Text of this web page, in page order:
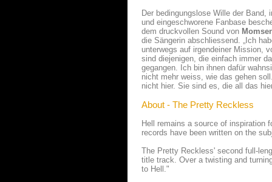
Der bedingungslose Wille der
und eingeschworene Fanbase
dem druckvollen Sound von
die Sängerin abschliessend. „Ich
unterwegs auf irgendeiner Mission,
sind diejenigen, die einfach immer
gegangen. Ich bin ihnen dafür
nicht mehr weiss, wie das gehen
nicht hier. Sie sind es, die all das
About - The Pretty Reckless
Hell remains a source of inspiration
records have been written on the
The Pretty Reckless' second full-
title track. Over a twisting and
to Hell."